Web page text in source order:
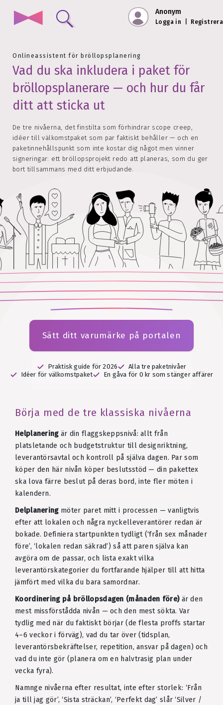
Anonym
Logga in
Onlineassistent för bröllopsplanering
Vad du ska inkludera i paket för
bröllopsplanerare — och hur du får
ditt att sticka ut
De tre nivåerna, det finstilta som förhindrar scope creep,
idéer till välkomstpaket som par faktiskt behåller — och en
paketinnehållspunkt som inte kostar dig något men vinner
signeringar: ett bröllopsprojekt redo att planeras, som du ger
bort tillsammans med ditt erbjudande.
Sätt ditt varumärke på portalen
Praktisk guide för 2026
Alla tre paketnivåer
Idéer för välkomstpaket
En gåva för 0 kr som stänger affärer
Börja med de tre klassiska nivåerna
Helplaneringär din flaggskeppsnivå: allt från
platsletande och budgetstruktur till designriktning,
leverantörsavtal och kontroll på själva dagen. Par som
köper den här nivån köper beslutsstöd — din pakettex
ska lova färre beslut på deras bord, inte fler möten i
kalendern.
Delplaneringmöter paret mitt i processen — vanligtvis
efter att lokalen och några nyckelleverantörer redan är
bokade. Definiera startpunkten tydligt (‘från sex månader
före’, ‘lokalen redan säkrad’) så att paren själva kan
avgöra om de passar, och lista exakt vilka
leverantörskategorier du fortfarande hjälper till att hitta
jämfört med vilka du bara samordnar.
Koordinering på bröllopsdagen (månaden före)är den
mest missförstådda nivån — och den mest sökta. Var
tydlig med när du faktiskt börjar (de flesta proffs startar
4–6 veckor i förväg), vad du tar över (tidsplan,
leverantörsbekräftelser, repetition, ansvar på dagen) och
vad du inte gör (planera om en halvtrasig plan under
vecka fyra).
Namnge nivåerna efter resultat, inte efter storlek: ‘Från
ja till jag gör’, ‘Sista sträckan’, ‘Perfekt dag’ slår ‘Silver /